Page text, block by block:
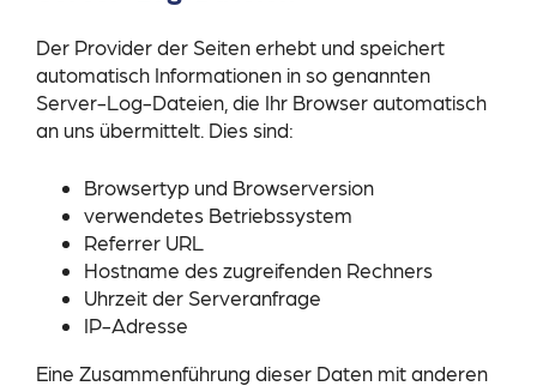
Der Provider der Seiten erhebt und speichert
automatisch Informationen in so genannten
Server-Log-Dateien, die Ihr Browser automatisch
an uns übermittelt. Dies sind:
Browsertyp und Browserversion
verwendetes Betriebssystem
Referrer URL
Hostname des zugreifenden Rechners
Uhrzeit der Serveranfrage
IP-Adresse
Eine Zusammenführung dieser Daten mit anderen